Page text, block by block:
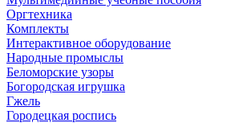
Оргтехника
Комплекты
Интерактивное оборудование
Народные промыслы
Беломорские узоры
Богородская игрушка
Гжель
Городецкая роспись